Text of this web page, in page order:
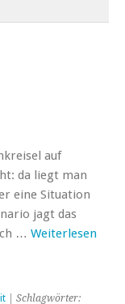
auf
da liegt man
eine Situation
jagt das
… Weiterlesen
| Schlagwörter: